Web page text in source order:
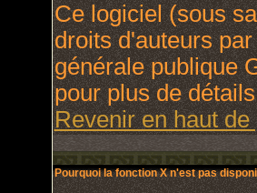
Ce logiciel (sous
droits d'auteurs
générale publique
pour plus de
Revenir en haut de
Pourquoi la fonction X n'est pas